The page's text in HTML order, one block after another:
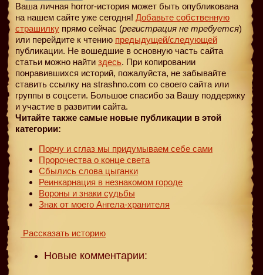
Ваша личная horror-история может быть опубликована
на нашем сайте уже сегодня! Добавьте собственную
страшилку прямо сейчас (регистрация не требуется)
или перейдите к чтению предыдущей/следующей
публикации. Не вошедшие в основную часть сайта
статьи можно найти здесь. При копировании
понравившихся историй, пожалуйста, не забывайте
ставить ссылку на strashno.com со своего сайта или
группы в соцсети. Большое спасибо за Вашу поддержку
и участие в развитии сайта.
Читайте также самые новые публикации в этой
категории:
Порчу и сглаз мы придумываем себе сами
Пророчества о конце света
Сбылись слова цыганки
Реинкарнация в незнакомом городе
Вороны и знаки судьбы
Знак от моего Ангела-хранителя
Рассказать историю
Новые комментарии: